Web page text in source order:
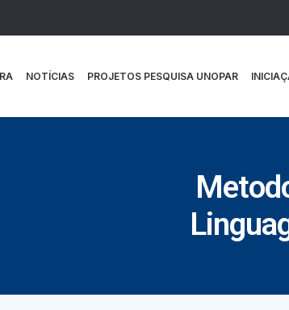
NOTÍCIAS PROJETOS PESQUISA UNOPAR